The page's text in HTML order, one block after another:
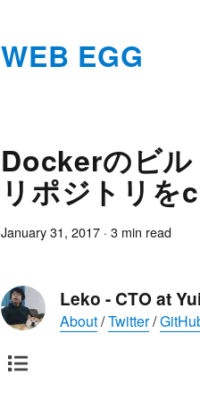
WEB EGG
Dockerのビ
リポジトリを
January 31, 2017 · 3 min read
Leko - CTO at
About/Twitter/